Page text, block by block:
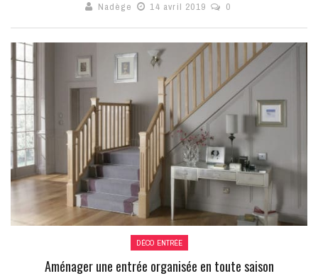
Nadège 14 avril 2019 0
DÉCO ENTRÉE
Aménager une entrée organisée en toute saison